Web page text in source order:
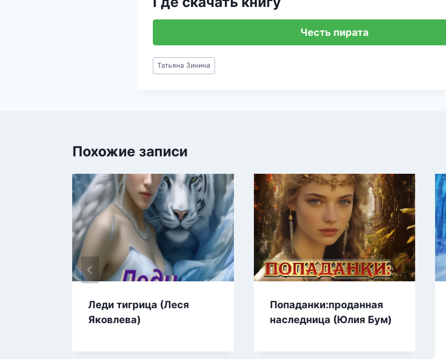
Честь пирата
Метки
записи:
Татьяна Зинина
Похожие записи
Леди тигрица (Леся
Яковлева)
Попаданки:проданная
наследница (Юлия Бум)